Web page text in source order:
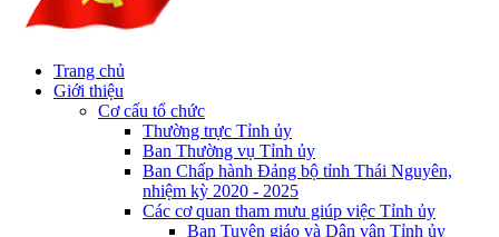
Trang chủ
Giới thiệu
Cơ cấu tổ chức
Thường trực Tỉnh ủy
Ban Thường vụ Tỉnh ủy
Ban Chấp hành Đảng bộ tỉnh Thái Nguyên,
nhiệm kỳ 2020 - 2025
Các cơ quan tham mưu giúp việc Tỉnh ủy
Ban Tuyên giáo và Dân vận Tỉnh ủy